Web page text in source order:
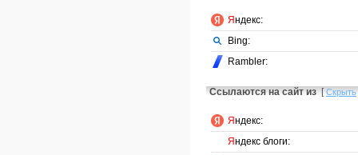
Яндекс:
Bing:
Rambler:
Ссылаются на сайт из [Скрыть
Яндекс:
Яндекс блоги: